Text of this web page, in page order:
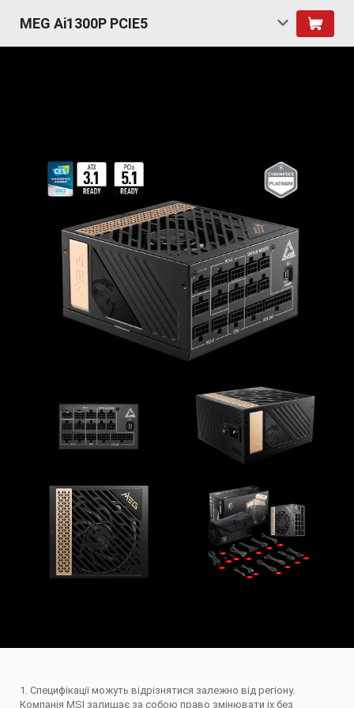
MEG Ai1300P PCIE5
1. Специфікації можуть відрізнятися залежно від регіону.
Компанія MSI залишає за собою право змінювати іх без